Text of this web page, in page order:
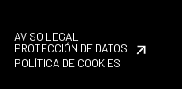
AVISO LEGAL
PROTECCIÓN DE DATOS
POLÍTICA DE COOKIES